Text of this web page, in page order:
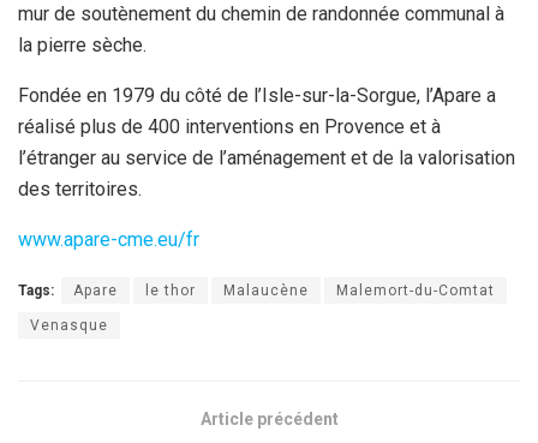
mur de soutènement du chemin de randonnée communal à
la pierre sèche.
Fondée en 1979 du côté de l’Isle-sur-la-Sorgue, l’Apare a
réalisé plus de 400 interventions en Provence et à
l’étranger au service de l’aménagement et de la valorisation
des territoires.
www.apare-cme.eu/fr
Tags: Apare le thor Malaucène Malemort-du-Comtat
Venasque
Article précédent